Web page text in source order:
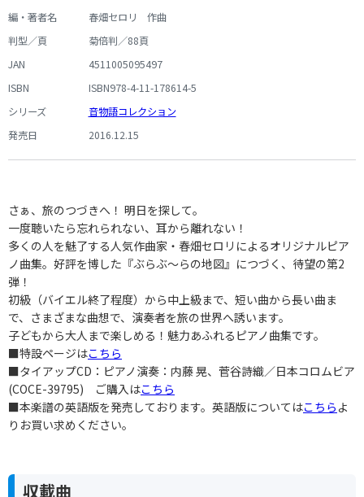
編・著者名
春畑セロリ 作曲
判型／頁
菊倍判／88頁
JAN
4511005095497
ISBN
ISBN978-4-11-178614-5
シリーズ
音物語コレクション
発売日
2016.12.15
さぁ、旅のつづきへ！ 明日を探して。
一度聴いたら忘れられない、耳から離れない！
多くの人を魅了する人気作曲家・春畑セロリによるオリジナルピア
ノ曲集。好評を博した『ぶらぶ～らの地図』につづく、待望の第2
弾！
初級（バイエル終了程度）から中上級まで、短い曲から長い曲ま
で、さまざまな曲想で、演奏者を旅の世界へ誘います。
子どもから大人まで楽しめる！魅力あふれるピアノ曲集です。
■特設ページはこちら
■タイアップCD：ピアノ演奏：内藤 晃、菅谷詩織／日本コロムビア
(COCE-39795) ご購入はこちら
■本楽譜の英語版を発売しております。英語版についてはこちら よ
りお買い求めください。
収載曲